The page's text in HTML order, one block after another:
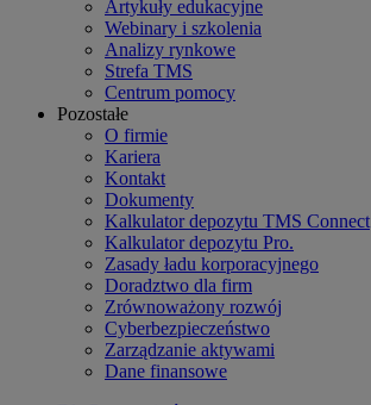
Artykuły edukacyjne
Webinary i szkolenia
Analizy rynkowe
Strefa TMS
Centrum pomocy
Pozostałe
O firmie
Kariera
Kontakt
Dokumenty
Kalkulator depozytu TMS Connect
Kalkulator depozytu Pro.
Zasady ładu korporacyjnego
Doradztwo dla firm
Zrównoważony rozwój
Cyberbezpieczeństwo
Zarządzanie aktywami
Dane finansowe